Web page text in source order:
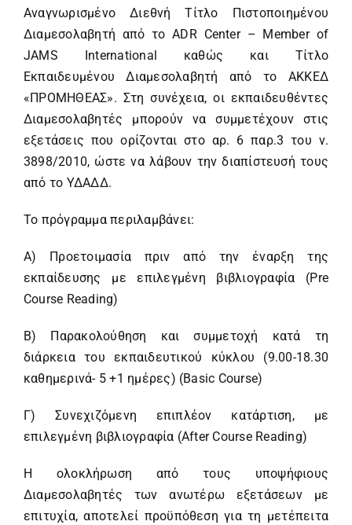
Αναγνωρισμένο Διεθνή Τίτλο Πιστοποιημένου
Διαμεσολαβητή από το ADR Center – Member of
JAMS International καθώς και Τίτλο
Εκπαιδευμένου Διαμεσολαβητή από το ΑΚΚΕΔ
«ΠΡΟΜΗΘΕΑΣ». Στη συνέχεια, οι εκπαιδευθέντες
Διαμεσολαβητές μπορούν να συμμετέχουν στις
εξετάσεις που ορίζονται στο αρ. 6 παρ.3 του ν.
3898/2010, ώστε να λάβουν την διαπίστευσή τους
από το ΥΔΑΔΔ.
Το πρόγραμμα περιλαμβάνει:
Α) Προετοιμασία πριν από την έναρξη της
εκπαίδευσης με επιλεγμένη βιβλιογραφία (Pre
Course Reading)
Β) Παρακολούθηση και συμμετοχή κατά τη
διάρκεια του εκπαιδευτικού κύκλου (9.00-18.30
καθημερινά- 5 +1 ημέρες) (Basic Course)
Γ) Συνεχιζόμενη επιπλέον κατάρτιση, με
επιλεγμένη βιβλιογραφία (After Course Reading)
Η ολοκλήρωση από τους υποψήφιους
Διαμεσολαβητές των ανωτέρω εξετάσεων με
επιτυχία, αποτελεί προϋπόθεση για τη μετέπειτα